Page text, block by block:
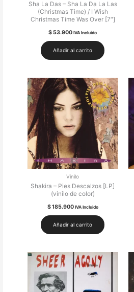
Sha La Das – Sha La Da La Las
(Christmas Time) / I Wish
Christmas Time Was Over [7″]
$53.900 IVA Incluido
Añadir al carrito
Vinilo
Shakira – Pies Descalzos [LP]
(vinilo de color)
$185.900 IVA Incluido
Añadir al carrito